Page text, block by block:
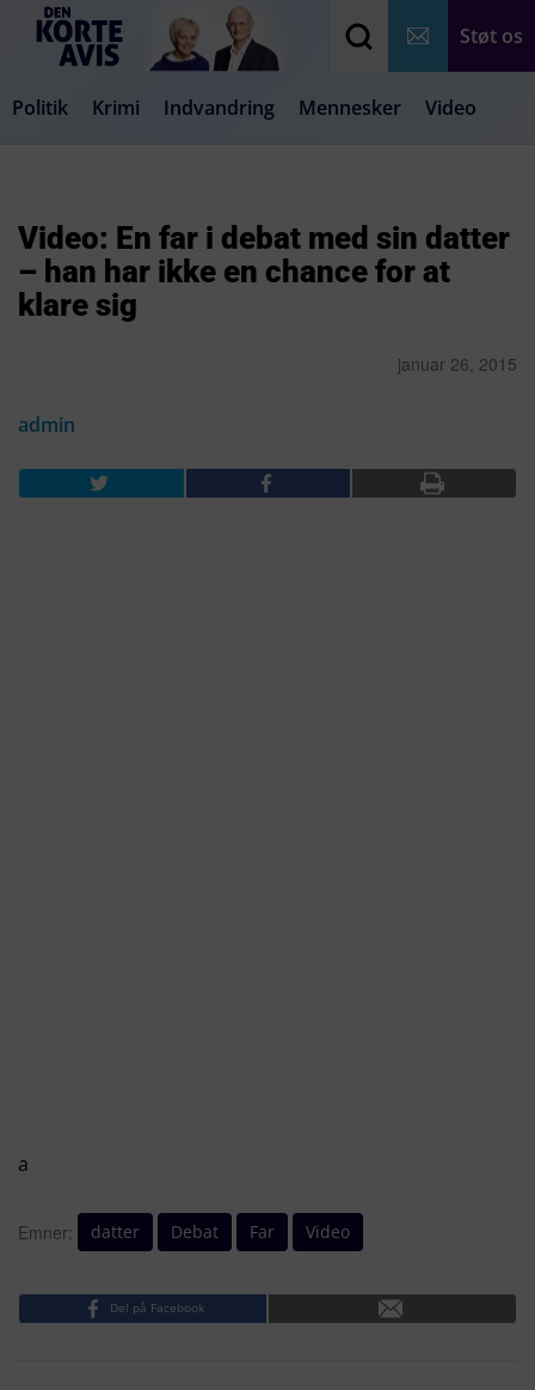
Støt os
Politik Krimi Indvandring Mennesker Video
Video: En far i debat med sin datter
– han har ikke en chance for at
klare sig
januar 26, 2015
admin
a
Emner: datter Debat Far Video
Del på Facebook